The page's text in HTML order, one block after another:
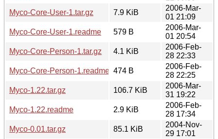
Myco-Core-User-1.tar.gz
7.9 KiB
2006-Mar-
01 21:09
Myco-Core-User-1.readme
579 B
2006-Mar-
01 20:54
Myco-Core-Person-1.tar.gz
4.1 KiB
2006-Feb-
28 22:33
Myco-Core-Person-1.readme 474 B
2006-Feb-
28 22:25
Myco-1.22.tar.gz
106.7 KiB
2006-Mar-
31 19:22
Myco-1.22.readme
2.9 KiB
2006-Feb-
28 17:34
Myco-0.01.tar.gz
85.1 KiB
2004-Nov-
29 17:01